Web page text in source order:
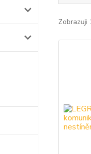
Zobrazuji